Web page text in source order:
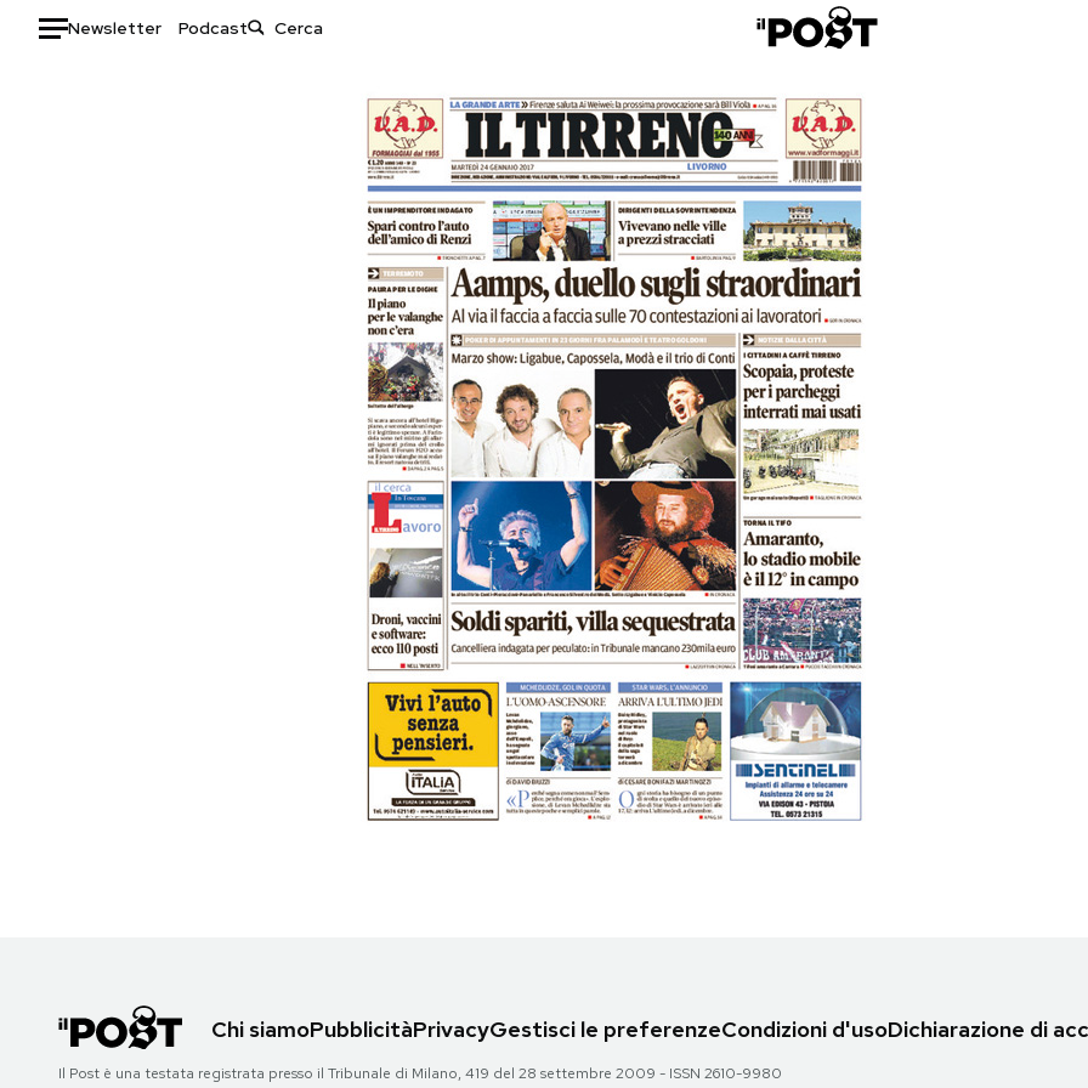
Newsletter Podcast
Consumismi
Storie/Idee
Ok Boomer!
Altrecose
Mondiali calcio 2026
Area Personale
Newsletter
Chi siamoPubblicitàPrivacyGestisci le preferenzeCondizioni d'usoDichiarazione di
Il Post è una testata registrata presso il Tribunale di Milano, 419 del 28 settembre 2009 - ISSN 2610-9980